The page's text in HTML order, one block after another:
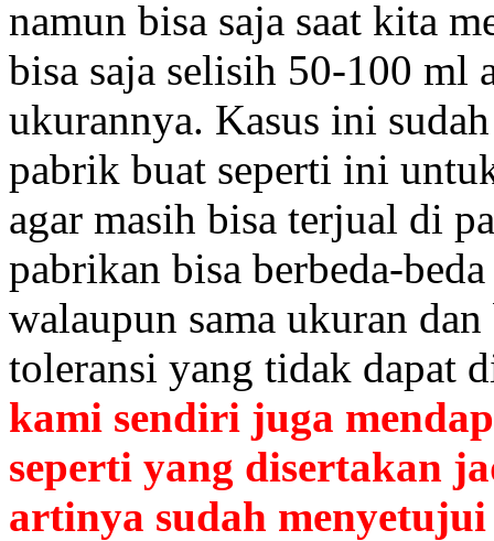
namun bisa saja saat kita
bisa saja selisih 50-100 ml
ukurannya. Kasus ini
pabrik buat seperti ini
agar masih bisa terjual di
pabrikan bisa berbeda-
walaupun sama ukuran
toleransi yang tidak dapat
kami sendiri juga
seperti yang disertakan
artinya sudah